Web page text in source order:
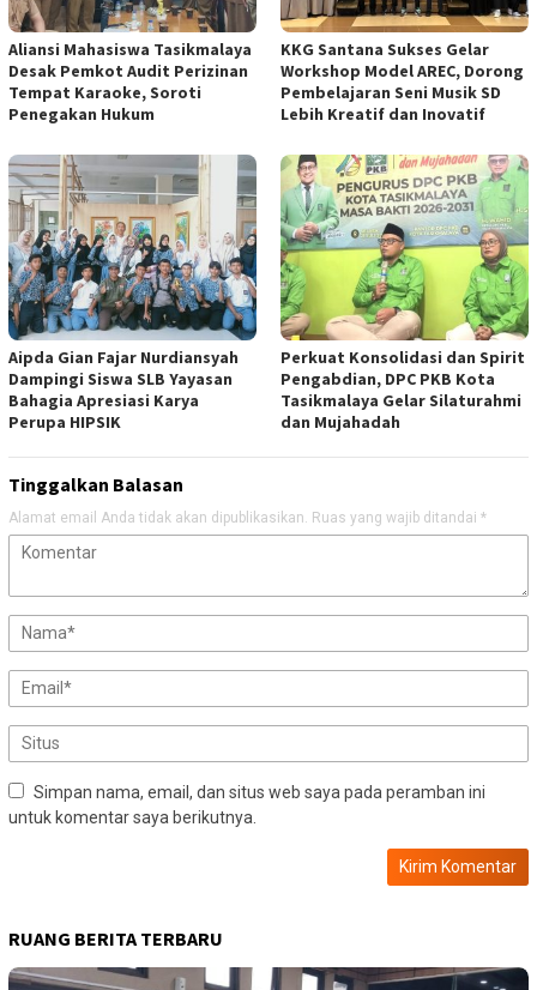
Aliansi Mahasiswa Tasikmalaya
Desak Pemkot Audit Perizinan
Tempat Karaoke, Soroti
Penegakan Hukum
KKG Santana Sukses Gelar
Workshop Model AREC, Dorong
Pembelajaran Seni Musik SD
Lebih Kreatif dan Inovatif
Aipda Gian Fajar Nurdiansyah
Dampingi Siswa SLB Yayasan
Bahagia Apresiasi Karya
Perupa HIPSIK
Perkuat Konsolidasi dan Spirit
Pengabdian, DPC PKB Kota
Tasikmalaya Gelar Silaturahmi
dan Mujahadah
Tinggalkan Balasan
Alamat email Anda tidak akan dipublikasikan. Ruas yang wajib ditandai *
Simpan nama, email, dan situs web saya pada peramban ini
untuk komentar saya berikutnya.
RUANG BERITA TERBARU